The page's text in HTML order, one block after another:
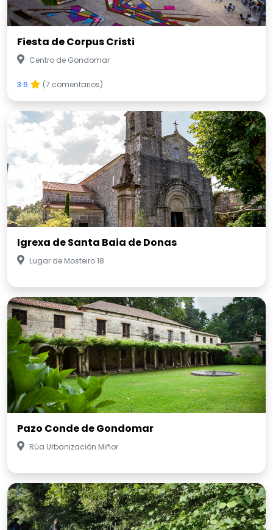
Fiesta de Corpus Cristi
Centro de Gondomar
3.6 (7 comentarios)
Igrexa de Santa Baia de Donas
Lugar de Mosteiro 18
Pazo Conde de Gondomar
Rúa Urbanización Miñor